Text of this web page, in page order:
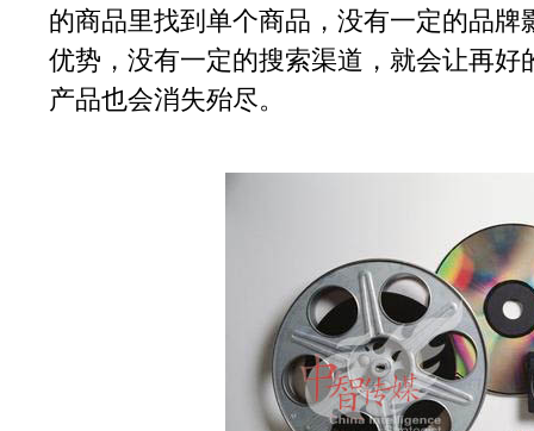
的商品里找到单个商品，没有一定的品
优势，没有一定的搜索渠道，就会让再
产品也会消失殆尽。